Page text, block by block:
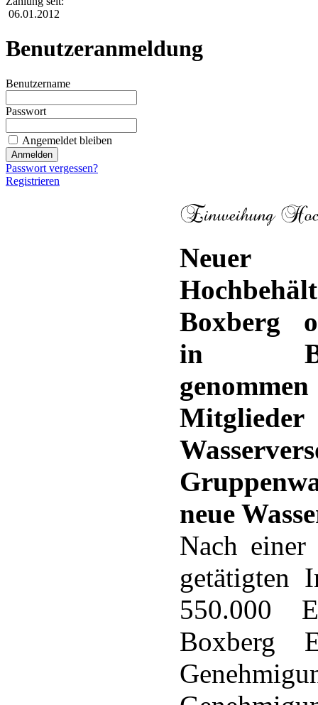
06.01.2012
Benutzeranmeldung
Benutzername
Passwort
Angemeldet bleiben
Passwort vergessen?
Registrieren
Neuer
Boxberg
in
genommen
Mitglieder
neue
Nach
getätigten
550.000
Boxberg